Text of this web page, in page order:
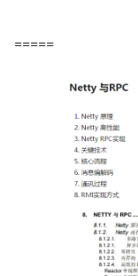
=====